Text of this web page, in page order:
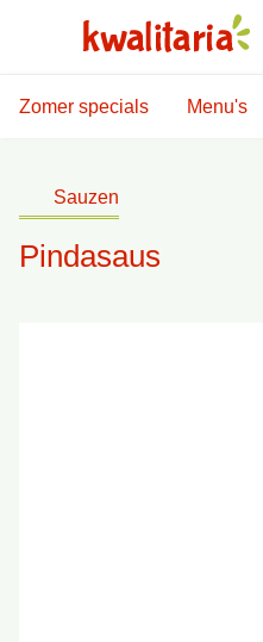
Zomer specials Menu's
Sauzen
Pindasaus